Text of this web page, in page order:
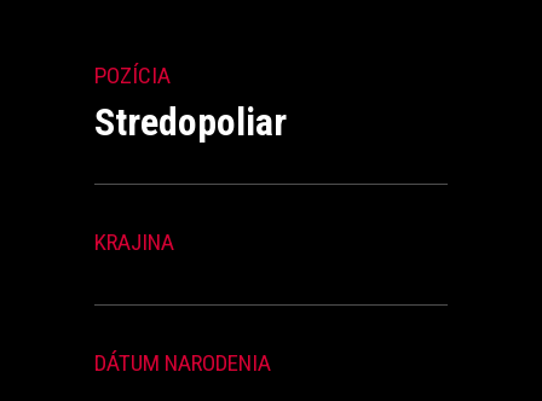
POZÍCIA
Stredopoliar
KRAJINA
DÁTUM NARODENIA